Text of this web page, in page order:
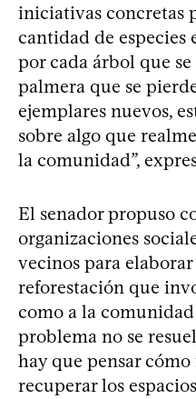
iniciativas concretas
cantidad de especies
por cada árbol que
palmera que se
ejemplares nuevos,
sobre algo que
la comunidad”,
El senador propuso
organizaciones
vecinos para
reforestación que
como a la comunidad
problema no se
hay que pensar
recuperar los